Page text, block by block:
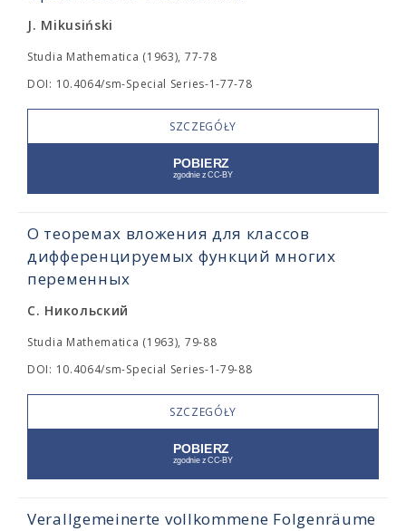
J. Mikusiński
Studia Mathematica (1963), 77-78
DOI: 10.4064/sm-Special Series-1-77-78
SZCZEGÓŁY
О теоремах вложения для классов
дифференцируемых функций многих
переменных
С. Никольский
Studia Mathematica (1963), 79-88
DOI: 10.4064/sm-Special Series-1-79-88
SZCZEGÓŁY
Verallgemeinerte vollkommene Folgenräume